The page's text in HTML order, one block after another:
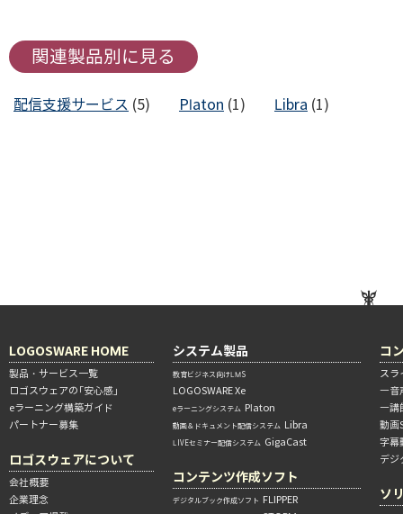
関連製品別に見る
配信支援サービス (5) Platon (1) Libra (1)
LOGOSWARE HOME
製品・サービス一覧
ロゴスウェアの「安心感」
eラーニング構築ガイド
パートナー募集
ロゴスウェアについて
会社概要
企業理念
システム製品
教育ビジネス向けLMS
LOGOSWARE Xe
eラーニングシステム Platon
動画＆ドキュメント配信システム Libra
LIVEセミナー配信システム GigaCast
コンテンツ作成ソフト
デジタルブック作成ソフト FLIPPER
コ
スラ
―音
―講
動画
字幕
デジ
ソ